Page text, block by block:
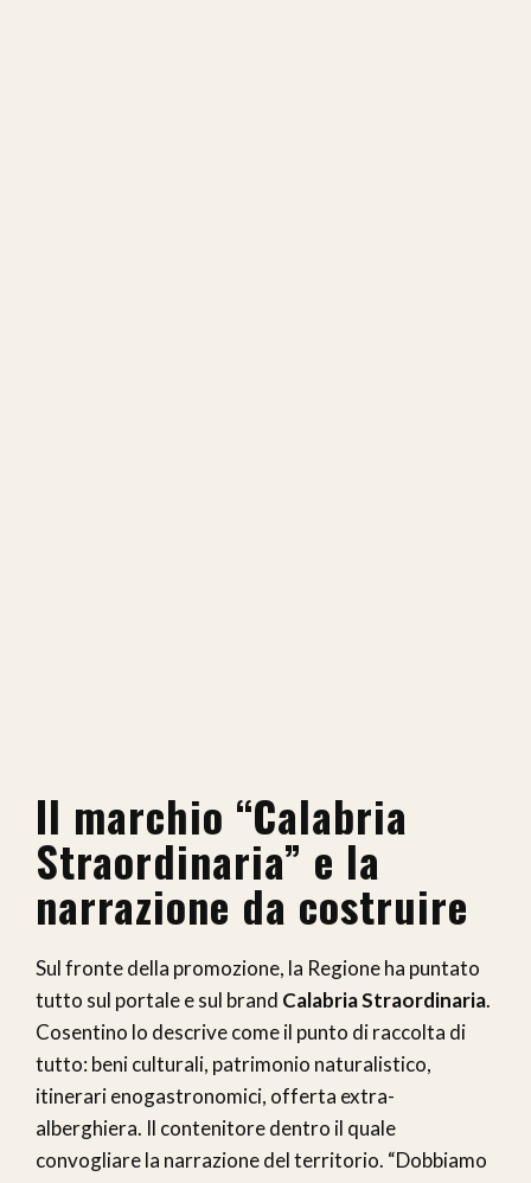
Il marchio “Calabria
Straordinaria” e la
narrazione da costruire
Sul fronte della promozione, la Regione ha puntato
tutto sul portale e sul brand Calabria Straordinaria.
Cosentino lo descrive come il punto di raccolta di
tutto: beni culturali, patrimonio naturalistico,
itinerari enogastronomici, offerta extra-
alberghiera. Il contenitore dentro il quale
convogliare la narrazione del territorio. “Dobbiamo